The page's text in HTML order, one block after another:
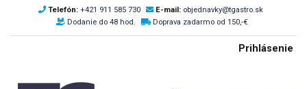
Telefón: +421 911 585 730 E-mail: objednavky@tgastro.sk
Dodanie do 48 hod.
Doprava zadarmo od 150,-€
Prihlásenie